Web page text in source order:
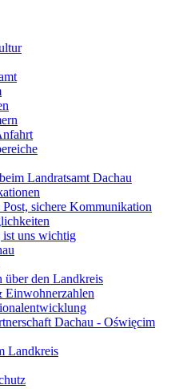
Landratsamt Dachau
sichere Kommunikation
uns wichtig
über den Landkreis
Einwohnerzahlen
Dachau - Oświęcim
Landkreis